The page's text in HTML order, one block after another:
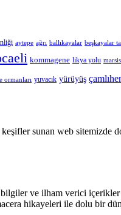
aytepe ağrı ballıkayalar beşkayalar
kommagene likya yolu marsis
ormanları yuvacık yürüyüş
sunan web sitemizde
ve ilham verici
hikayeleri ile dolu bir